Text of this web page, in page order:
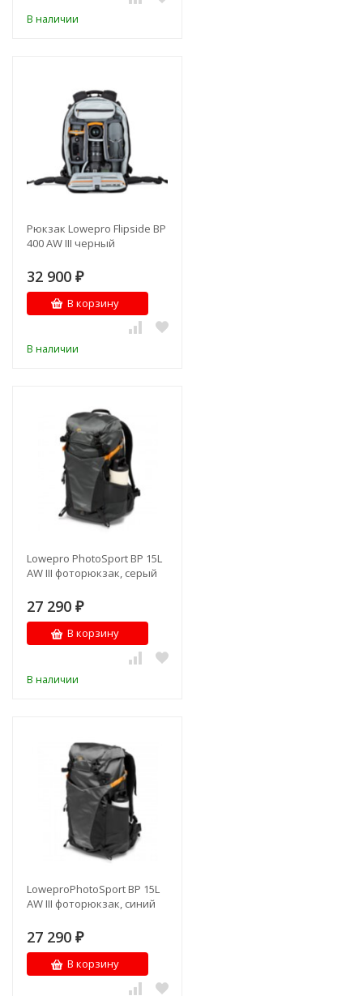
В наличии
Рюкзак Lowepro Flipside BP
400 AW III черный
32 900 ₽
В корзину
В наличии
Lowepro PhotoSport BP 15L
AW III фоторюкзак, серый
27 290 ₽
В корзину
В наличии
LoweproPhotoSport BP 15L
AW III фоторюкзак, синий
27 290 ₽
В корзину